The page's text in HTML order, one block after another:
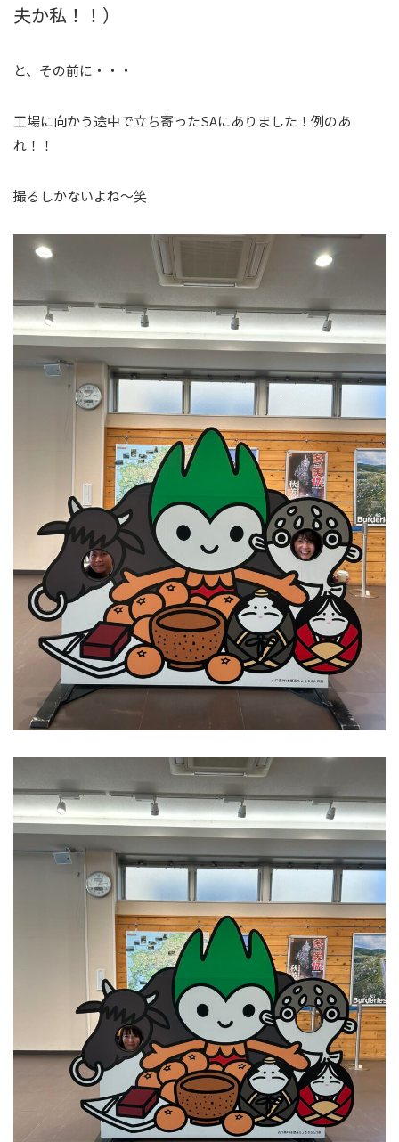
夫か私！！）
と、その前に・・・
工場に向かう途中で立ち寄ったSAにありました！例のあ
れ！！
撮るしかないよね～笑